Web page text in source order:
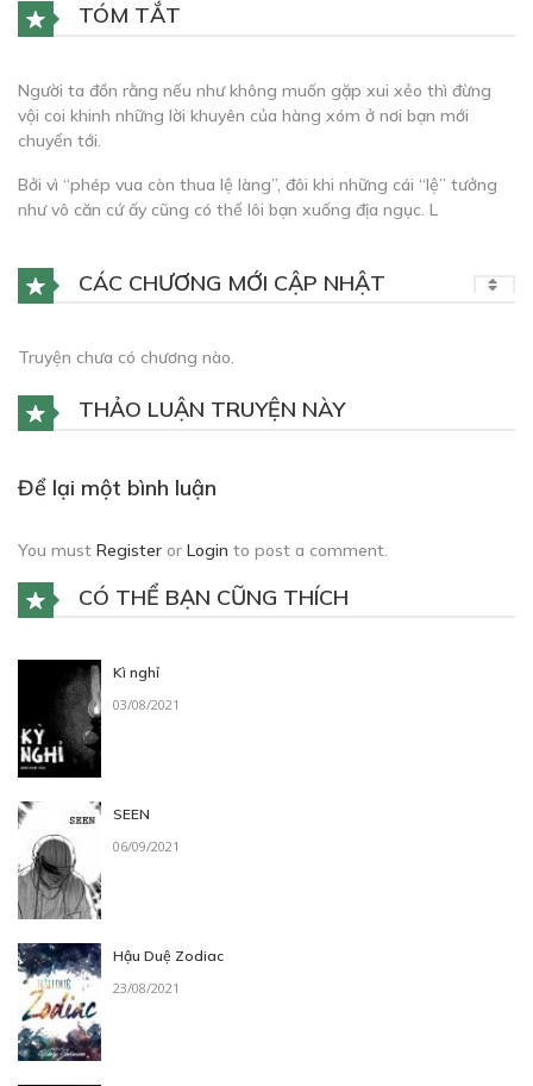
TÓM TẮT
Người ta đồn rằng nếu như không muốn gặp xui xẻo thì đừng
vội coi khinh những lời khuyên của hàng xóm ở nơi bạn mới
chuyển tới.
Bởi vì “phép vua còn thua lệ làng”, đôi khi những cái “lệ” tưởng
như vô căn cứ ấy cũng có thể lôi bạn xuống địa ngục. L
CÁC CHƯƠNG MỚI CẬP NHẬT
Truyện chưa có chương nào.
THẢO LUẬN TRUYỆN NÀY
Để lại một bình luận
You must Register or Login to post a comment.
CÓ THỂ BẠN CŨNG THÍCH
Kì nghỉ
03/08/2021
SEEN
06/09/2021
Hậu Duệ Zodiac
23/08/2021